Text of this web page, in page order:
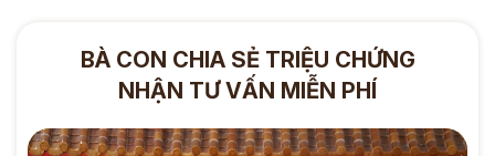
BÀ CON CHIA SẺ TRIỆU CHỨNG
NHẬN TƯ VẤN MIỄN PHÍ